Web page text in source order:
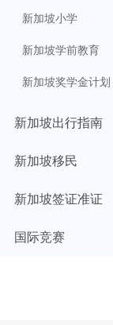
新加坡小学
新加坡学前教育
新加坡奖学金计划
新加坡出行指南
新加坡移民
新加坡签证准证
国际竞赛